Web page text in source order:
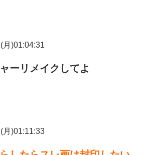
月)01:04:31
ーリメイクしてよ
月)01:11:33